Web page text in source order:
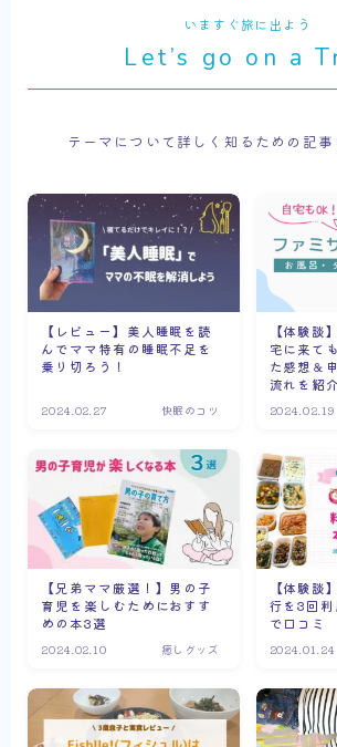
いますぐ旅に出よう
Let’s go on a
テーマについて詳しく知るための記
【レビュー】美人睡眠を読
んでママ特有の睡眠不足を
乗り切ろう！
2024.02.27 快眠のコツ
【体験談
宅に来て
た感想＆
流れを紹介
2024.02.19
【兄弟ママ厳選！】男の子
育児を楽しむためにおすす
めの本3選
2024.02.10 癒しグッズ
【体験談
行を3回
で口コミ
2024.01.24